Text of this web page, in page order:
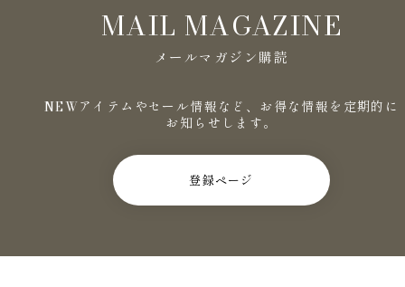
MAIL MAGAZINE
メールマガジン購読
NEWアイテムやセール情報など、お得な情報を定期的に
お知らせします。
登録ページ